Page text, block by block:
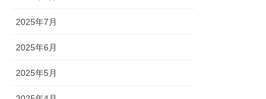
2025年7月
2025年6月
2025年5月